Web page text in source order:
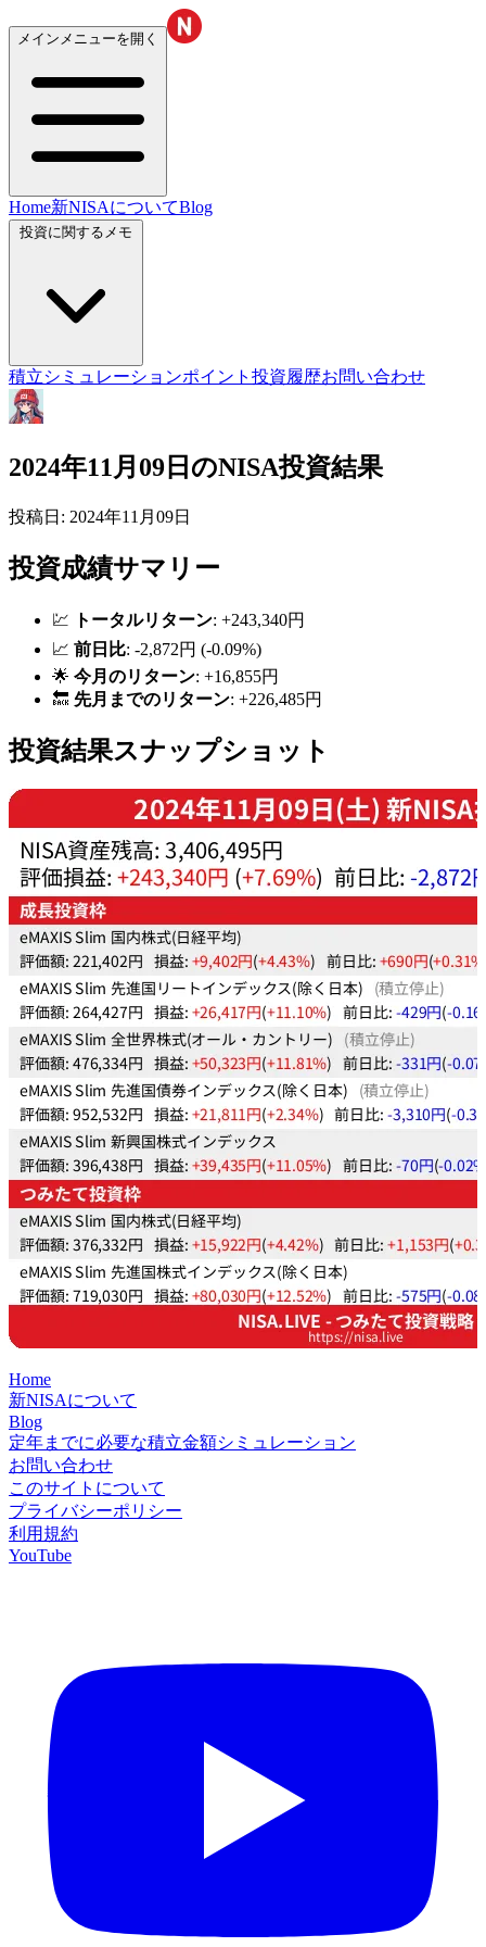
メインメニューを開く
Home新NISAについてBlog
積立シミュレーションポイント投資履歴お問い合わせ
2024年11月09日のNISA投資結果
投稿日: 2024年11月09日
投資成績サマリー
💹 トータルリターン: +243,340円
📈 前日比: -2,872円 (-0.09%)
🌟 今月のリターン: +16,855円
🔙 先月までのリターン: +226,485円
投資結果スナップショット
Home
新NISAについて
Blog
定年までに必要な積立金額シミュレーション
お問い合わせ
このサイトについて
プライバシーポリシー
利用規約
YouTube